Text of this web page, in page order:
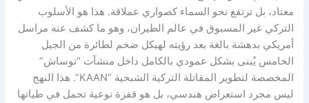
معتاد، بل ترتفع نحو السماء كصواري عملاقة. هذا هو الأسلوب
التركي غير المسبوق في عالم الطيران، وهو ما كشف عنه مراسل
أمريكي بدهشة بالغة بعد رؤيته لهيكل ضخم لطائرة من الجيل
الخامس يُبنى بشكل عمودي بالكامل داخل منشآت “توساش”
المخصصة لتطوير المقاتلة التركية الشبحية “KAAN”. هذا النهج
ليس مجرد استعراض هندسي، بل هو قفزة نوعية تحمل في طياتها